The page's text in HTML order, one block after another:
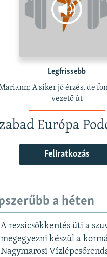
Legfrissebb
A siker jó érzés, de
vezető út
Európa
Feliratkozás
a héten
A rezsicsökkentés üti a
megegyezni készül a
Nagymarosi